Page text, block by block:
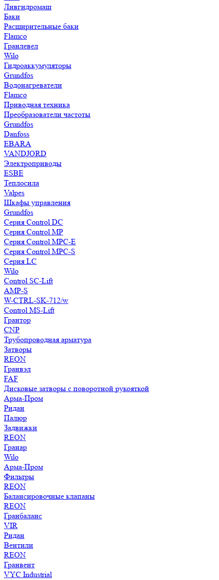
Ливгидромаш
Баки
Расширительные баки
Flamco
Гранлевел
Wilo
Гидроаккумуляторы
Grundfos
Водонагреватели
Flamco
Приводная техника
Преобразователи частоты
Grundfos
Danfoss
EBARA
VANDJORD
Электроприводы
ESBE
Теплосила
Valpes
Шкафы управления
Grundfos
Серия Control DC
Серия Control MP
Серия Control MPC-E
Серия Control MPC-S
Серия LC
Wilo
Control SC-Lift
AMP-S
W-CTRL-SK-712/w
Control MS-Lift
Грантор
CNP
Трубопроводная арматура
Затворы
REON
Гранвэл
FAF
Дисковые затворы с поворотной рукояткой
Арма-Пром
Ридан
Палюр
Задвижки
REON
Гранар
Wilo
Арма-Пром
Фильтры
REON
Балансировочные клапаны
REON
Гранбаланс
VIR
Ридан
Вентили
REON
Гранвент
VYC Industrial